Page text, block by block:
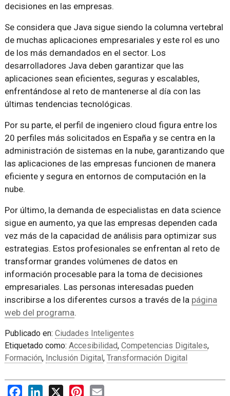
decisiones en las empresas.
Se considera que Java sigue siendo la columna vertebral
de muchas aplicaciones empresariales y este rol es uno
de los más demandados en el sector. Los
desarrolladores Java deben garantizar que las
aplicaciones sean eficientes, seguras y escalables,
enfrentándose al reto de mantenerse al día con las
últimas tendencias tecnológicas.
Por su parte, el perfil de ingeniero cloud figura entre los
20 perfiles más solicitados en España y se centra en la
administración de sistemas en la nube, garantizando que
las aplicaciones de las empresas funcionen de manera
eficiente y segura en entornos de computación en la
nube.
Por último, la demanda de especialistas en data science
sigue en aumento, ya que las empresas dependen cada
vez más de la capacidad de análisis para optimizar sus
estrategias. Estos profesionales se enfrentan al reto de
transformar grandes volúmenes de datos en
información procesable para la toma de decisiones
empresariales. Las personas interesadas pueden
inscribirse a los diferentes cursos a través de la página
web del programa.
Publicado en: Ciudades Inteligentes
Etiquetado como: Accesibilidad, Competencias Digitales,
Formación, Inclusión Digital, Transformación Digital
FacebookLinkedIn
X PinterestEmail